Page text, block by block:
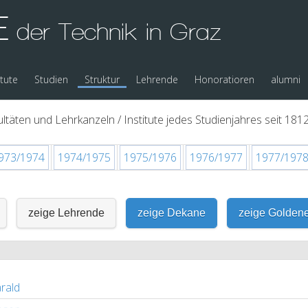
der Technik in Graz
Studien Struktur Lehrende Honoratioren alumni
und Lehrkanzeln / Institute jedes Studienjahres seit
1974 1974/1975 1975/1976 1976/1977 1977/1978
zeige Lehrende zeige Dekane zeige